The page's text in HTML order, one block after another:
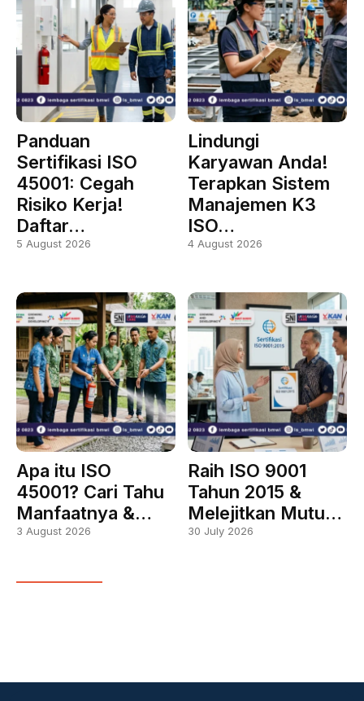
Panduan
Sertifikasi ISO
45001: Cegah
Risiko Kerja!
Daftar…
5 August 2026
Lindungi
Karyawan Anda!
Terapkan Sistem
Manajemen K3
ISO…
4 August 2026
Apa itu ISO
45001? Cari Tahu
Manfaatnya &…
3 August 2026
Raih ISO 9001
Tahun 2015 &
Melejitkan Mutu…
30 July 2026